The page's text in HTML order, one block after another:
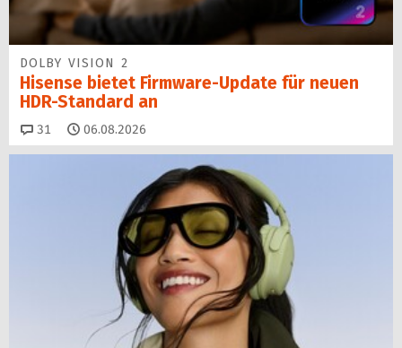
DOLBY VISION 2
Hisense bietet Firmware-Update für neuen
HDR-Standard an
31 Kommentare
06.08.2026